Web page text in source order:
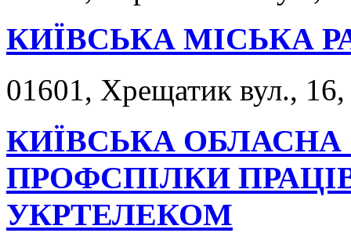
КИЇВСЬКА МІСЬКА
01601, Хрещатик вул.,
КИЇВСЬКА ОБЛАСНА
ПРОФСПІЛКИ
УКРТЕЛЕКОМ